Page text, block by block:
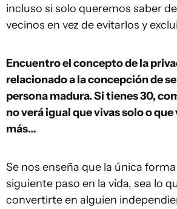
incluso si solo queremos saber
vecinos en vez de evitarlos y
Encuentro el concepto de la
relacionado a la concepción de
persona madura. Si tienes 30,
no verá igual que vivas solo o
más…
Se nos enseña que la única
siguiente paso en la vida, sea lo
convertirte en alguien